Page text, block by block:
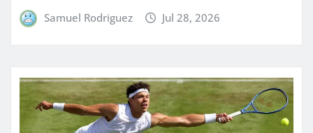
Samuel Rodriguez Jul 28, 2026